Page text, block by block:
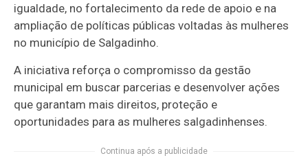
igualdade, no fortalecimento da rede de apoio e na
ampliação de políticas públicas voltadas às mulheres
no município de Salgadinho.
A iniciativa reforça o compromisso da gestão
municipal em buscar parcerias e desenvolver ações
que garantam mais direitos, proteção e
oportunidades para as mulheres salgadinhenses.
Continua após a publicidade